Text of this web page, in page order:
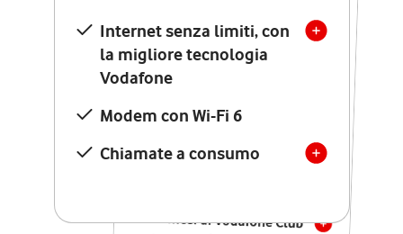
Internet senza limiti, con
la migliore tecnologia
Vodafone
Modem con Wi-Fi 6
Chiamate a consumo
Internet senza limiti, con
la migliore tecnologia
Vodafone
Modem Seven con Wi-Fi 7
Chiamate illimitate verso
numeri fissi e mobili
nazionali
12 mesi di Vodafone Club
con sconti ed esperienze
esclusive, poi si disattiva